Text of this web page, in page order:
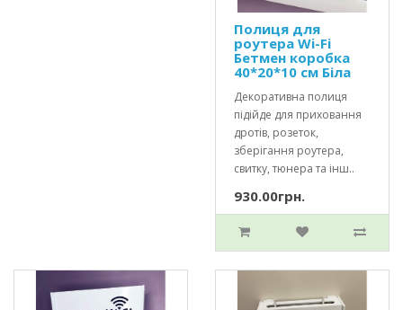
Полиця для
роутера Wi-Fi
Бетмен коробка
40*20*10 см Біла
Декоративна полиця
підійде для приховання
дротів, розеток,
зберігання роутера,
свитку, тюнера та інш..
930.00грн.